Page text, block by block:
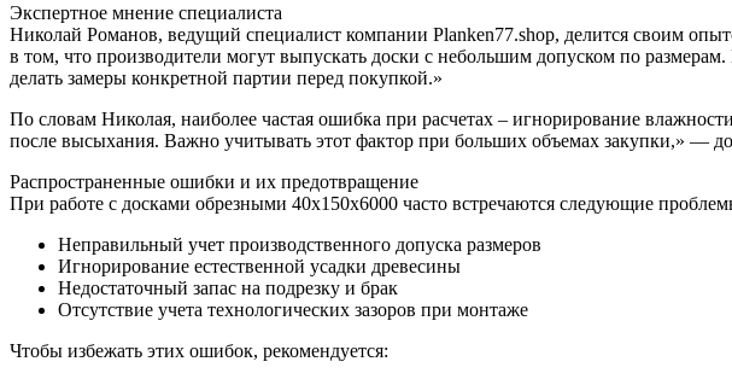
Экспертное мнение специалиста
Николай Романов, ведущий специалист компании Planken77.shop, делится своим
в том, что производители могут выпускать доски с небольшим допуском по
делать замеры конкретной партии перед покупкой.»
По словам Николая, наиболее частая ошибка при расчетах – игнорирование
после высыхания. Важно учитывать этот фактор при больших объемах закупки,» —
Распространенные ошибки и их предотвращение
При работе с досками обрезными 40х150х6000 часто встречаются следующие
Неправильный учет производственного допуска размеров
Игнорирование естественной усадки древесины
Недостаточный запас на подрезку и брак
Отсутствие учета технологических зазоров при монтаже
Чтобы избежать этих ошибок, рекомендуется: